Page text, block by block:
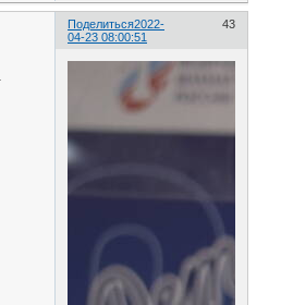
Поделиться 43
2022-
04-23 08:00:51